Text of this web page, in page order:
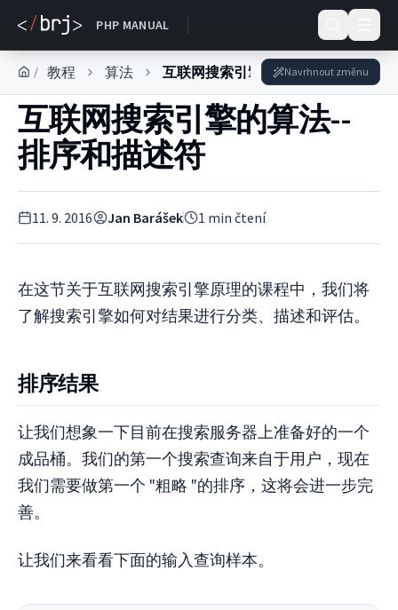
PHP MANUAL
DOKUMENTACE
/ 教程 算法 互联网搜索引擎的算法Navrhnout změnu
互联网搜索引擎的算法--
排序和描述符
11. 9. 2016 Jan Barášek 1 min čtení
在这节关于互联网搜索引擎原理的课程中，我们将
了解搜索引擎如何对结果进行分类、描述和评估。
排序结果
让我们想象一下目前在搜索服务器上准备好的一个
成品桶。我们的第一个搜索查询来自于用户，现在
我们需要做第一个 "粗略 "的排序，这将会进一步完
善。
让我们来看看下面的输入查询样本。